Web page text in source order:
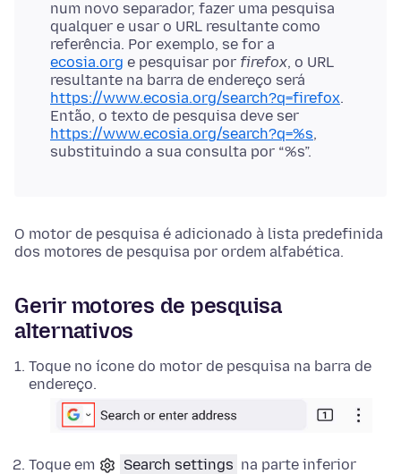
num novo separador, fazer uma pesquisa
qualquer e usar o URL resultante como
referência. Por exemplo, se for a
ecosia.org e pesquisar por firefox, o URL
resultante na barra de endereço será
https://www.ecosia.org/search?q=firefox.
Então, o texto de pesquisa deve ser
https://www.ecosia.org/search?q=%s,
substituindo a sua consulta por “%s”.
O motor de pesquisa é adicionado à lista predefinida
dos motores de pesquisa por ordem alfabética.
Gerir motores de pesquisa
alternativos
Toque no ícone do motor de pesquisa na barra de
endereço.
Toque em Search settings na parte inferior